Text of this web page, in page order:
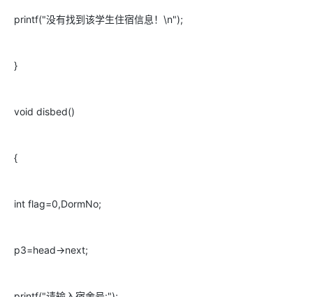
printf("没有找到该学生住宿信息！\n");
}
void disbed()
{
int flag=0,DormNo;
p3=head->next;